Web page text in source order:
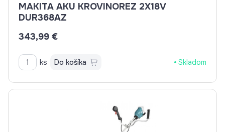
MAKITA AKU KROVINOREZ 2X18V
DUR368AZ
343,99 €
ks Do košíka Skladom